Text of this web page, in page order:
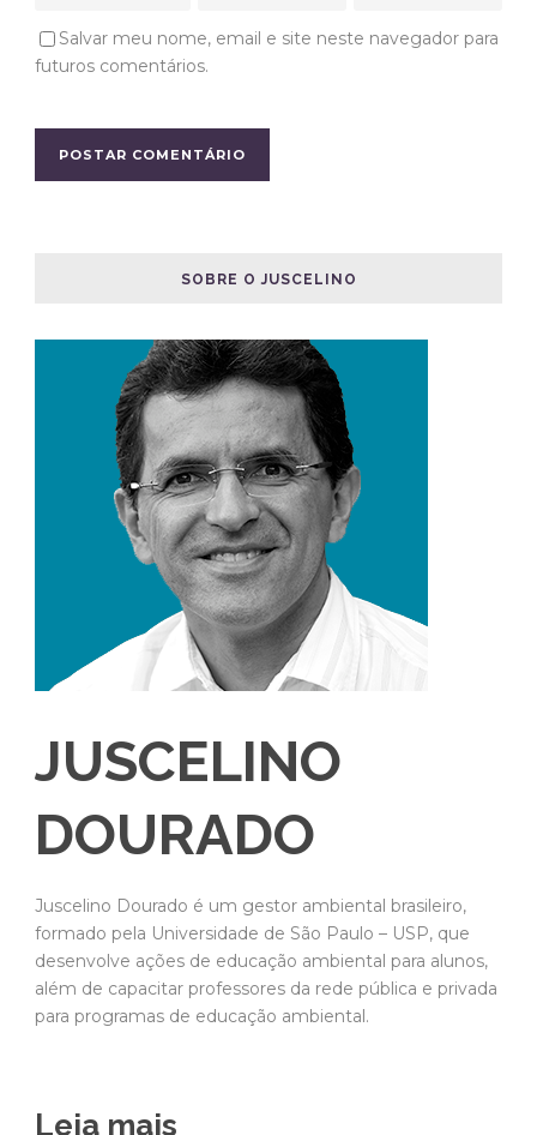
Salvar meu nome, email e site neste navegador para
futuros comentários.
SOBRE O JUSCELINO
JUSCELINO
DOURADO
Juscelino Dourado é um gestor ambiental brasileiro,
formado pela Universidade de São Paulo – USP, que
desenvolve ações de educação ambiental para alunos,
além de capacitar professores da rede pública e privada
para programas de educação ambiental.
Leia mais